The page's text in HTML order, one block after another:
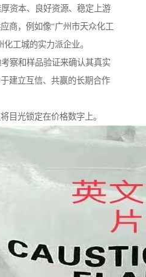
资本、良好资源、稳定上游
商，例如像“广州市天众化工
工城的实力派企业。
察和样品验证来确认其真实
建立互信、共赢的长期合作
目光锁定在价格数字上。